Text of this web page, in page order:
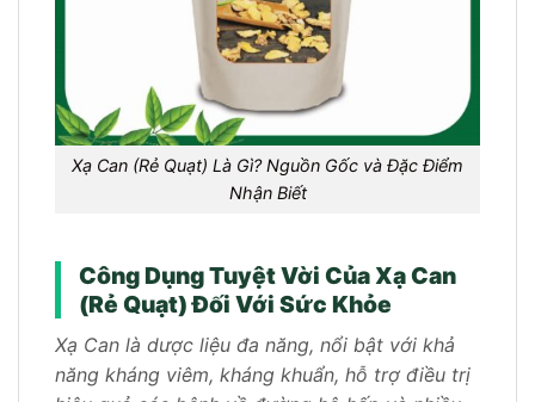
Xạ Can (Rẻ Quạt) Là Gì? Nguồn Gốc và Đặc Điểm
Nhận Biết
Công Dụng Tuyệt Vời Của Xạ Can
(Rẻ Quạt) Đối Với Sức Khỏe
Xạ Can là dược liệu đa năng, nổi bật với khả
năng kháng viêm, kháng khuẩn, hỗ trợ điều trị